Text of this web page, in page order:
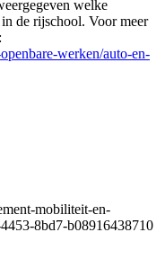
welke
de rijschool. Voor meer
werken/auto-en-
mobiliteit-en-
8bd7-b08916438710